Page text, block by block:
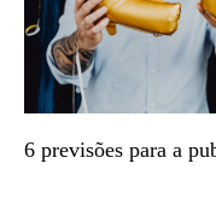
6 previsões para a